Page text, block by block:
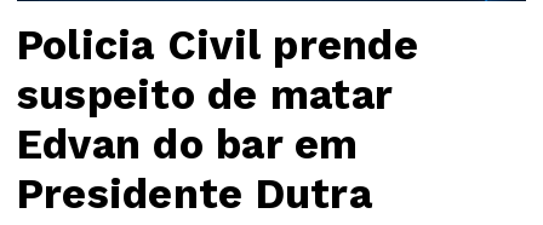
Policia Civil prende
suspeito de matar
Edvan do bar em
Presidente Dutra